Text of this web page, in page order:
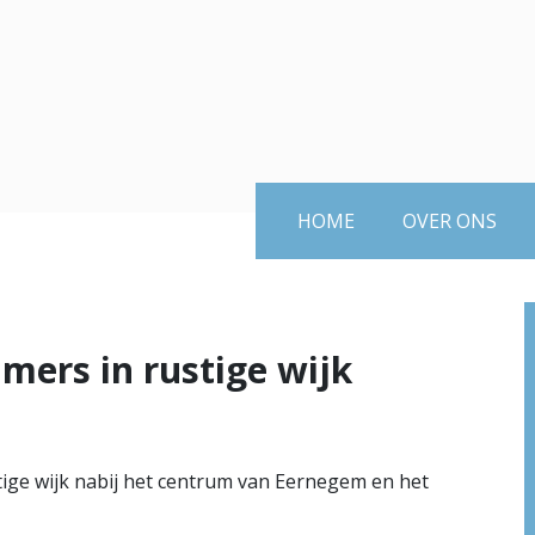
HOME OVER ONS
in rustige wijk
wijk nabij het centrum van Eernegem en het